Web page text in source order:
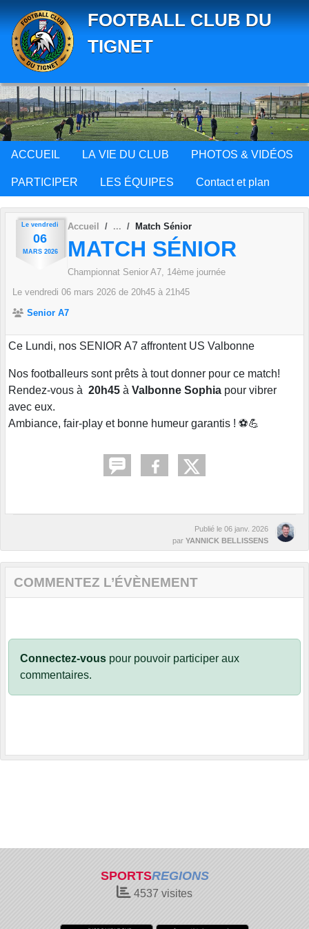
FOOTBALL CLUB DU
TIGNET
ACCUEIL LA VIE DU CLUB PHOTOS & VIDÉOS
PARTICIPER LES ÉQUIPES Contact et plan
Le vendredi
06
MARS 2026
Accueil Match Sénior
MATCH SÉNIOR
Championnat Senior A7, 14ème journée
Le vendredi 06 mars 2026 de 20h45 à 21h45
Senior A7
Ce Lundi, nos SENIOR A7 affrontent US Valbonne
Nos footballeurs sont prêts à tout donner pour ce match!
Rendez-vous à 20h45 à Valbonne Sophia pour vibrer
avec eux.
Ambiance, fair-play et bonne humeur garantis ! ⚽💪
Publié le 06 janv. 2026
par YANNICK BELLISSENS
COMMENTEZ L’ÉVÈNEMENT
Connectez-vous pour pouvoir participer aux
commentaires.
SPORTSREGIONS
4537 visites
Panneau de gestion des cookies